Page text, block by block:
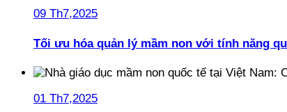
09 Th7,2025
Tối ưu hóa quản lý mầm non với tính năng
01 Th7,2025